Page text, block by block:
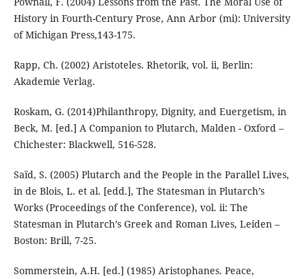
History in Fourth-Century Prose, Ann Arbor (mi): University
of Michigan Press,143-175.
Rapp, Ch. (2002) Aristoteles. Rhetorik, vol. ii, Berlin:
Akademie Verlag.
Roskam, G. (2014)Philanthropy, Dignity, and Euergetism, in
Beck, M. [ed.] A Companion to Plutarch, Malden - Oxford –
Chichester: Blackwell, 516-528.
Saïd, S. (2005) Plutarch and the People in the Parallel Lives,
in de Blois, L. et al. [edd.], The Statesman in Plutarch’s
Works (Proceedings of the Conference), vol. ii: The
Statesman in Plutarch’s Greek and Roman Lives, Leiden –
Boston: Brill, 7-25.
Sommerstein, A.H. [ed.] (1985) Aristophanes. Peace,